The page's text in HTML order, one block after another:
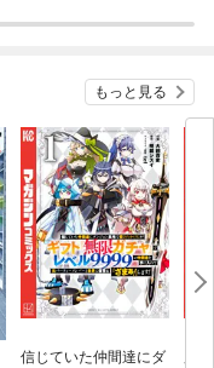
もっと見る
信じていた仲間達にダ